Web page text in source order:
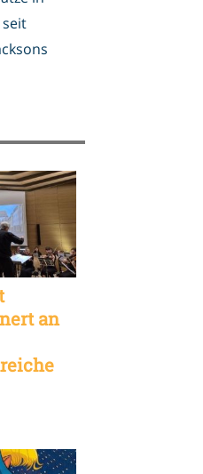
an